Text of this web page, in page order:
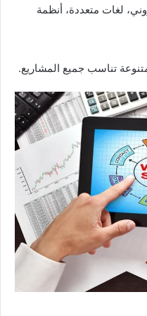
لغات متعددة، أنظمة
تناسب جميع المشاريع.